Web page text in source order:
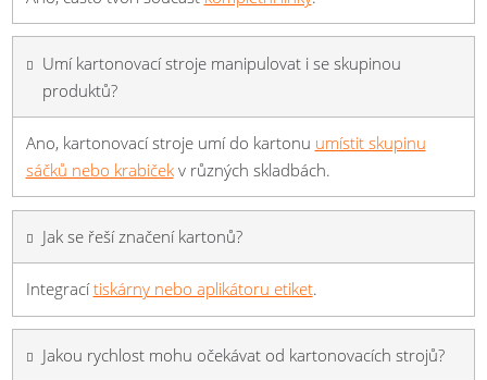
Umí kartonovací stroje manipulovat i se skupinou
produktů?
Ano, kartonovací stroje umí do kartonu umístit skupinu
sáčků nebo krabičekv různých skladbách.
Jak se řeší značení kartonů?
Integracítiskárny nebo aplikátoru etiket.
Jakou rychlost mohu očekávat od kartonovacích strojů?